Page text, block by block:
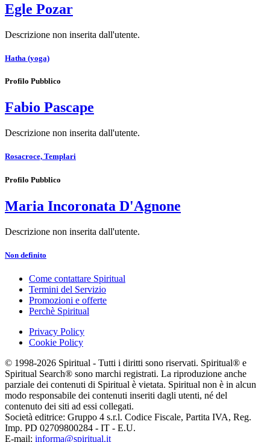
Egle Pozar
Descrizione non inserita dall'utente.
Hatha (yoga)
Profilo Pubblico
Fabio Pascape
Descrizione non inserita dall'utente.
Rosacroce, Templari
Profilo Pubblico
Maria Incoronata D'Agnone
Descrizione non inserita dall'utente.
Non definito
Come contattare Spiritual
Termini del Servizio
Promozioni e offerte
Perchè Spiritual
Privacy Policy
Cookie Policy
© 1998-2026 Spiritual - Tutti i diritti sono riservati. Spiritual® e
Spiritual Search® sono marchi registrati. La riproduzione anche
parziale dei contenuti di Spiritual è vietata. Spiritual non è in alcun
modo responsabile dei contenuti inseriti dagli utenti, né del
contenuto dei siti ad essi collegati.
Società editrice: Gruppo 4 s.r.l. Codice Fiscale, Partita IVA, Reg.
Imp. PD 02709800284 - IT - E.U.
E-mail: informa@spiritual.it